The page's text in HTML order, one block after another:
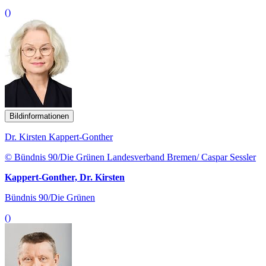
()
Bildinformationen
Dr. Kirsten Kappert-Gonther
© Bündnis 90/Die Grünen Landesverband Bremen/ Caspar Sessler
Kappert-Gonther, Dr. Kirsten
Bündnis 90/Die Grünen
()